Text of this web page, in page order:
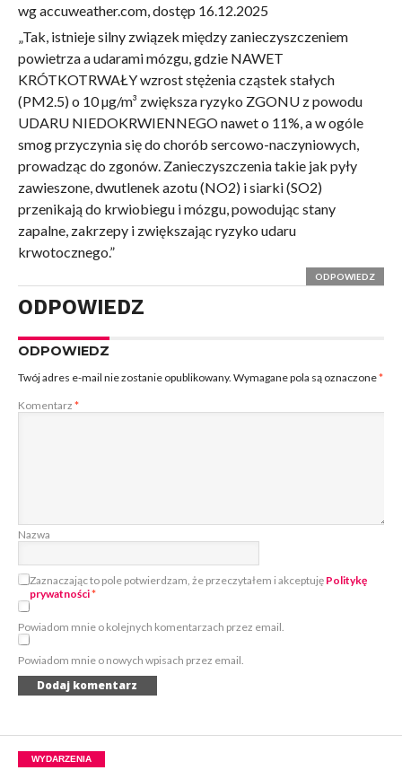
wg accuweather.com, dostęp 16.12.2025
„Tak, istnieje silny związek między zanieczyszczeniem
powietrza a udarami mózgu, gdzie NAWET
KRÓTKOTRWAŁY wzrost stężenia cząstek stałych
(PM2.5) o 10 µg/m³ zwiększa ryzyko ZGONU z powodu
UDARU NIEDOKRWIENNEGO nawet o 11%, a w ogóle
smog przyczynia się do chorób sercowo-naczyniowych,
prowadząc do zgonów. Zanieczyszczenia takie jak pyły
zawieszone, dwutlenek azotu (NO2) i siarki (SO2)
przenikają do krwiobiegu i mózgu, powodując stany
zapalne, zakrzepy i zwiększając ryzyko udaru
krwotocznego.”
ODPOWIEDZ
ODPOWIEDZ
ODPOWIEDZ
Twój adres e-mail nie zostanie opublikowany. Wymagane pola są oznaczone*
Komentarz *
Nazwa
Zaznaczając to pole potwierdzam, że przeczytałem i akceptuję Politykę
prywatności*
Powiadom mnie o kolejnych komentarzach przez email.
Powiadom mnie o nowych wpisach przez email.
WYDARZENIA